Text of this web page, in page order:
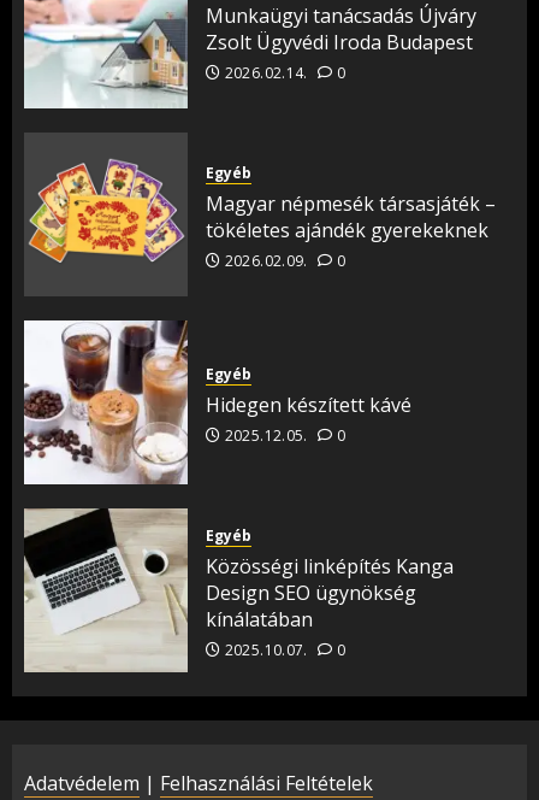
Munkaügyi tanácsadás Újváry
Zsolt Ügyvédi Iroda Budapest
2026.02.14. 0
Egyéb
Magyar népmesék társasjáték –
tökéletes ajándék gyerekeknek
2026.02.09. 0
Egyéb
Hidegen készített kávé
2025.12.05. 0
Egyéb
Közösségi linképítés Kanga
Design SEO ügynökség
kínálatában
2025.10.07. 0
Adatvédelem | Felhasználási Feltételek